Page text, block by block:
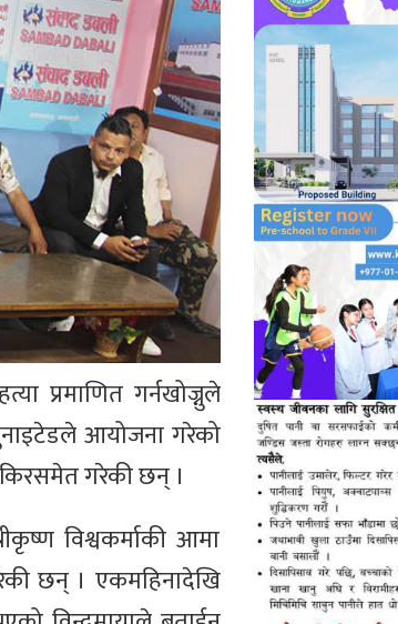
प्रमाणित गर्नखोज्नुले
आयोजना गरेको
गरेकी छन् ।
विश्वकर्माकी आमा
छन् । एकमहिनादेखि